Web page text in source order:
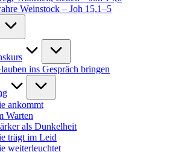
Weinstock – Joh 15,1–5
ins Gespräch bringen
ankommt
Warten
als Dunkelheit
trägt im Leid
weiterleuchtet